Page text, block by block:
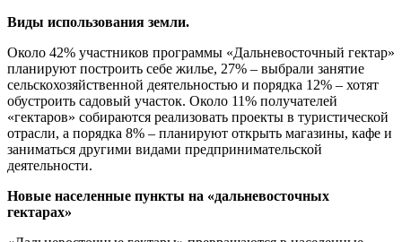
Виды использования земли.
Около 42% участников программы «Дальневосточный гектар»
планируют построить себе жилье, 27% – выбрали занятие
сельскохозяйственной деятельностью и порядка 12% – хотят
обустроить садовый участок. Около 11% получателей
«гектаров» собираются реализовать проекты в туристической
отрасли, а порядка 8% – планируют открыть магазины, кафе и
заниматься другими видами предпринимательской
деятельности.
Новые населенные пункты на «дальневосточных
гектарах»